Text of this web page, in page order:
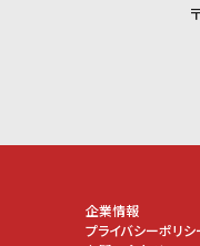
企業情報
プライバシーポリシ